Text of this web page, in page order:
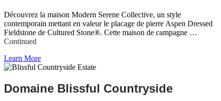
Découvrez la maison Modern Serene Collective, un style
contemporain mettant en valeur le placage de pierre Aspen Dressed
Fieldstone de Cultured Stone®. Cette maison de campagne …
Continued
Learn More
Domaine Blissful Countryside